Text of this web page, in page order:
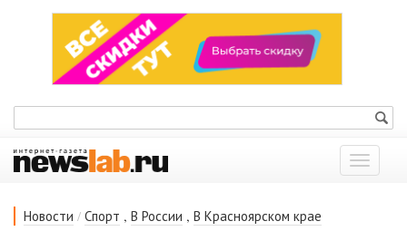
Показать
меню
Новости / Спорт , В России , В Красноярском крае